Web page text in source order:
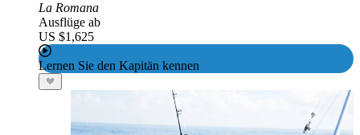
La Romana
Ausflüge ab
US $1,625
Lernen Sie den Kapitän kennen